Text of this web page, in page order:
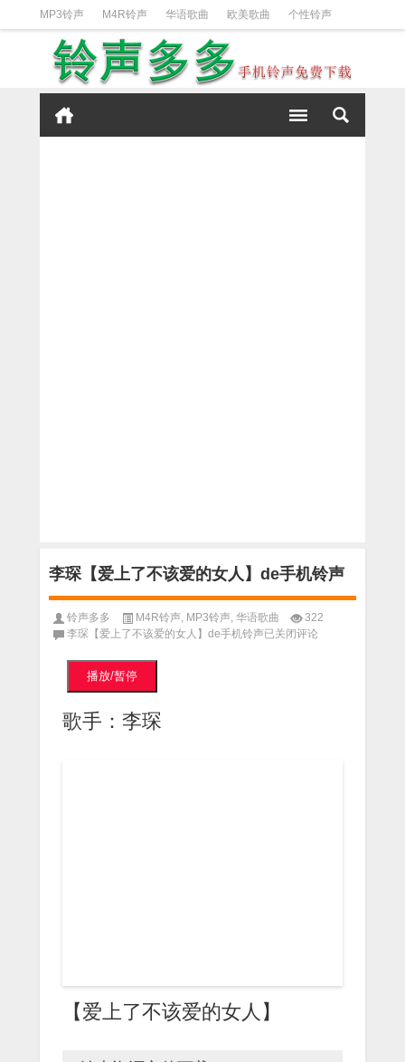
MP3铃声 M4R铃声 华语歌曲 欧美歌曲 个性铃声
日韩歌曲 动漫铃声 DJ铃声 短信铃声
iPhone铃声设置方法
李琛【爱上了不该爱的女人】de手机铃声
铃声多多 M4R铃声 MP3铃声 华语歌曲
322
李琛【爱上了不该爱的女人】de手机铃声已关闭评论
播放/暂停
歌手：李琛
【爱上了不该爱的女人】